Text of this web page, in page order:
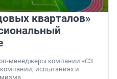
кварталов»
менеджеры компании «СЗ
испытаниях и